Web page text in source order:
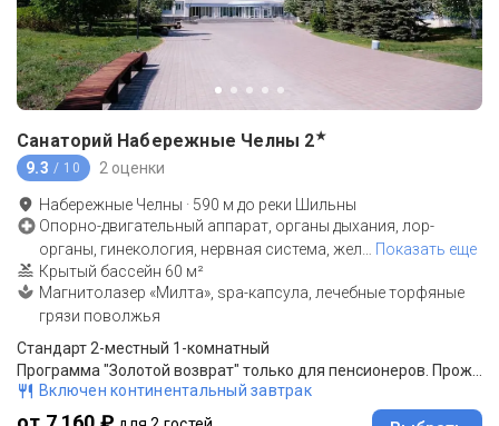
Санаторий Набережные Челны 2★
9.3 / 10 2 оценки
Набережные Челны · 590 м до реки Шильны
Опорно-двигательный аппарат, органы дыхания, лор-
органы, гинекология, нервная система, жел… Показать еще
Крытый бассейн 60 м²
Магнитолазер «Милта», spa-капсула, лечебные торфяные
грязи поволжья
Стандарт 2-местный 1-комнатный
Программа "Золотой возврат" только для пенсионеров. Проживание, 3- разовое питание (заказное меню), лечение. Минимальный заезд с лечением от 10 суток!
Включен континентальный завтрак